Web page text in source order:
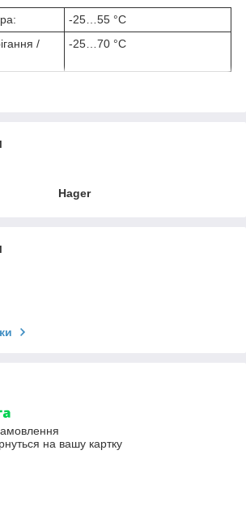
-25…55 °C
/
-25…70 °C
Hager
на вашу картку